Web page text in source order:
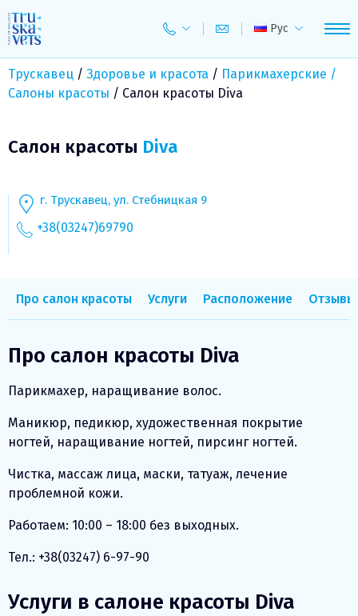
to
content
Рус
Трускавец / Здоровье и красота / Парикмахерские /
Салоны красоты / Салон красоты Diva
Салон красоты Diva
г. Трускавец, ул. Стебницкая 9
+38(03247)69790
Про салон красоты Услуги Расположение Отзывы
Про салон красоты Diva
Парикмахер, наращивание волос.
Маникюр, педикюр, художественная покрытие
ногтей, наращивание ногтей, пирсинг ногтей.
Чистка, массаж лица, маски, татуаж, лечение
проблемной кожи.
Работаем: 10:00 – 18:00 без выходных.
Тел.: +38(03247) 6-97-90
Услуги в салоне красоты Diva